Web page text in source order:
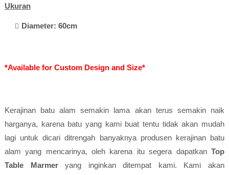
Ukuran
Diameter: 60cm
*Available for Custom Design and Size*
Kerajinan batu alam semakin lama akan terus semakin naik
harganya, karena batu yang kami buat tentu tidak akan mudah
lagi untuk dicari ditrengah banyaknya produsen kerajinan batu
alam yang mencarinya, oleh karena itu segera dapatkanTop
Table Marmeryang inginkan ditempat kami. Kami akan